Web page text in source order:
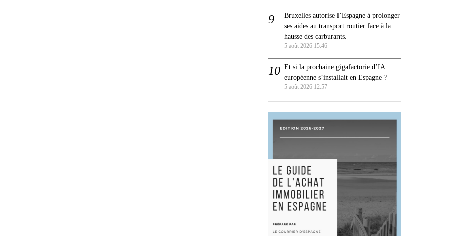
Bruxelles autorise l’Espagne à prolonger
ses aides au transport routier face à la
hausse des carburants.
5 août 2026 15:46
Et si la prochaine gigafactorie d’IA
européenne s’installait en Espagne ?
5 août 2026 12:57